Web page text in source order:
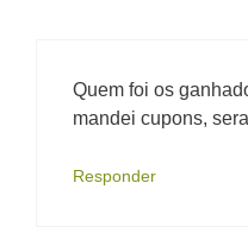
Quem foi os
mandei cupons,
Responder